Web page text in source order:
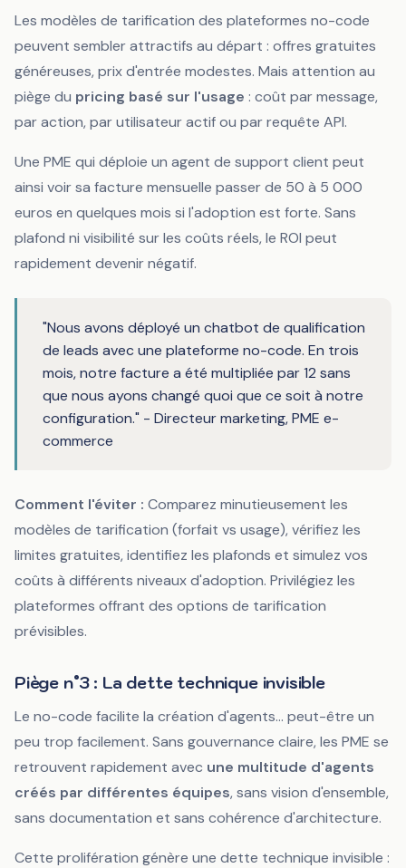
Les modèles de tarification des plateformes no-code
peuvent sembler attractifs au départ : offres gratuites
généreuses, prix d'entrée modestes. Mais attention au
piège du pricing basé sur l'usage : coût par message,
par action, par utilisateur actif ou par requête API.
Une PME qui déploie un agent de support client peut
ainsi voir sa facture mensuelle passer de 50 à 5 000
euros en quelques mois si l'adoption est forte. Sans
plafond ni visibilité sur les coûts réels, le ROI peut
rapidement devenir négatif.
"Nous avons déployé un chatbot de qualification
de leads avec une plateforme no-code. En trois
mois, notre facture a été multipliée par 12 sans
que nous ayons changé quoi que ce soit à notre
configuration." - Directeur marketing, PME e-
commerce
Comment l'éviter : Comparez minutieusement les
modèles de tarification (forfait vs usage), vérifiez les
limites gratuites, identifiez les plafonds et simulez vos
coûts à différents niveaux d'adoption. Privilégiez les
plateformes offrant des options de tarification
prévisibles.
Piège n°3 : La dette technique invisible
Le no-code facilite la création d'agents... peut-être un
peu trop facilement. Sans gouvernance claire, les PME se
retrouvent rapidement avec une multitude d'agents
créés par différentes équipes, sans vision d'ensemble,
sans documentation et sans cohérence d'architecture.
Cette prolifération génère une dette technique invisible :